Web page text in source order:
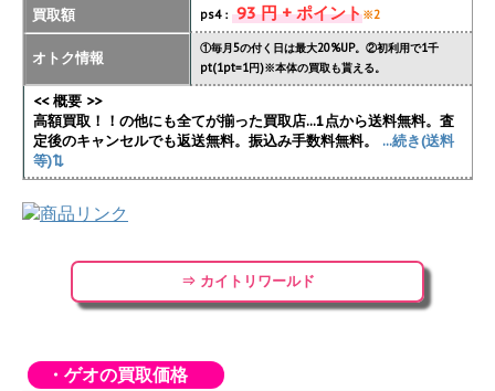
買取額 ps4： 93 円 + ポイント※2
オトク情報
①毎月5の付く日は最大20%UP。②初利用で1千
pt(1pt=1円)※本体の買取も貰える。
<< 概要 >>
高額買取！！の他にも全てが揃った買取店...1点から送料無料。査
定後のキャンセルでも返送無料。振込み手数料無料。
...続き(送料
等)⇅
⇒ カイトリワールド
・ゲオの買取価格